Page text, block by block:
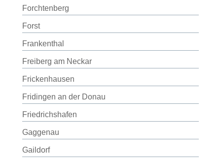
Forchtenberg
Forst
Frankenthal
Freiberg am Neckar
Frickenhausen
Fridingen an der Donau
Friedrichshafen
Gaggenau
Gaildorf